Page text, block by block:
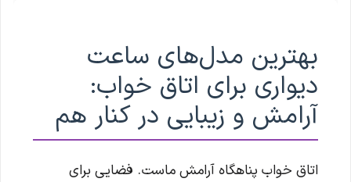
بهترین مدل‌های ساعت
دیواری برای اتاق خواب:
آرامش و زیبایی در کنار هم
اتاق خواب پناهگاه آرامش ماست. فضایی برای